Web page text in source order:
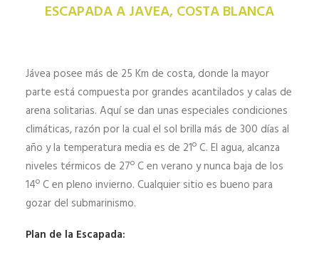
ESCAPADA A JAVEA, COSTA BLANCA
Jávea posee más de 25 Km de costa, donde la mayor
parte está compuesta por grandes acantilados y calas de
arena solitarias. Aquí se dan unas especiales condiciones
climáticas, razón por la cual el sol brilla más de 300 días al
año y la temperatura media es de 21º C. El agua, alcanza
niveles térmicos de 27º C en verano y nunca baja de los
14º C en pleno invierno. Cualquier sitio es bueno para
gozar del submarinismo.
Plan de la Escapada: